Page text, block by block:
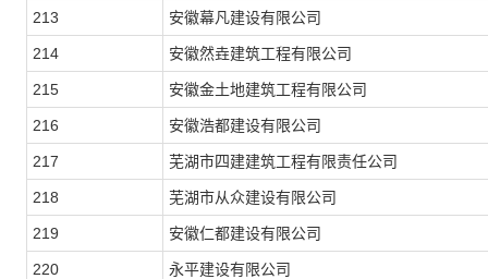
213 安徽幕凡建设有限公司
214 安徽然垚建筑工程有限公司
215 安徽金土地建筑工程有限公司
216 安徽浩都建设有限公司
217 芜湖市四建建筑工程有限责任公司
218 芜湖市从众建设有限公司
219 安徽仁都建设有限公司
220 永平建设有限公司